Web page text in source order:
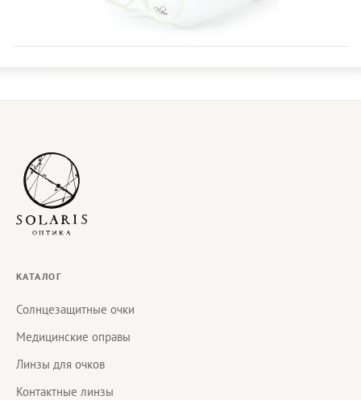
КАТАЛОГ
Солнцезащитные очки
Медицинские оправы
Линзы для очков
Контактные линзы